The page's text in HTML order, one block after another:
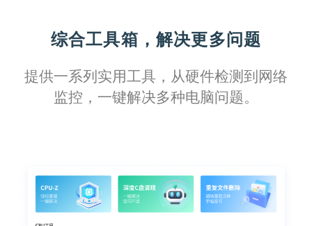
综合工具箱，解决更多问题
提供一系列实用工具，从硬件检测到网络
监控，一键解决多种电脑问题。
应对各种打印机问题，从简单的卡纸到复杂
的网络配置，每一步都有明确的指导，真的
非常实用。